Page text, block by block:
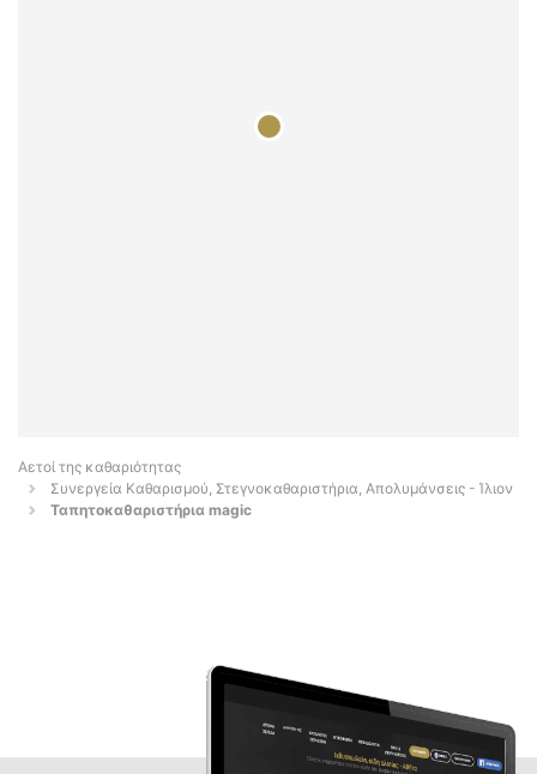
Αετοί της καθαριότητας
Συνεργεία Καθαρισμού, Στεγνοκαθαριστήρια, Απολυμάνσεις - Ίλιον
Ταπητοκαθαριστήρια magic